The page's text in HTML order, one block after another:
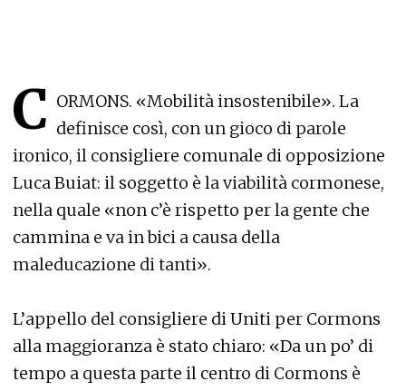
C ORMONS. «Mobilità insostenibile». La
definisce così, con un gioco di parole
ironico, il consigliere comunale di opposizione
Luca Buiat: il soggetto è la viabilità cormonese,
nella quale «non c’è rispetto per la gente che
cammina e va in bici a causa della
maleducazione di tanti».
L’appello del consigliere di Uniti per Cormons
alla maggioranza è stato chiaro: «Da un po’ di
tempo a questa parte il centro di Cormons è